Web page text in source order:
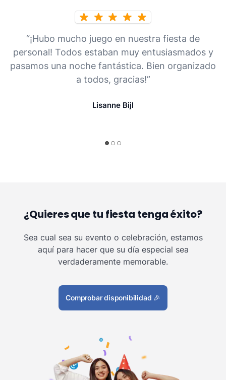
“¡Hubo mucho juego en nuestra fiesta de
personal! Todos estaban muy entusiasmados y
pasamos una noche fantástica. Bien organizado
a todos, gracias!”
Lisanne Bijl
¿Quieres que tu fiesta tenga éxito?
Sea cual sea su evento o celebración, estamos
aquí para hacer que su día especial sea
verdaderamente memorable.
Comprobar disponibilidad 🎉